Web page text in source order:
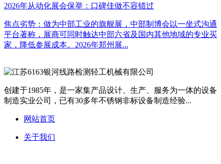
2026年从动化展会保举：口碑佳做不容错过
焦点劣势：做为中部工业的旗舰展，中部制博会以一坐式沟通
平台著称，展商可同时触达中部六省及国内其他地域的专业买
家，降低参展成本。2026年郑州展...
创建于1985年，是一家集产品设计、生产、服务为一体的设备
制造实业公司，已有30多年不锈钢非标设备制造经验...
网站首页
关于我们